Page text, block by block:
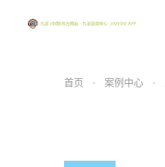
首页 案例中心